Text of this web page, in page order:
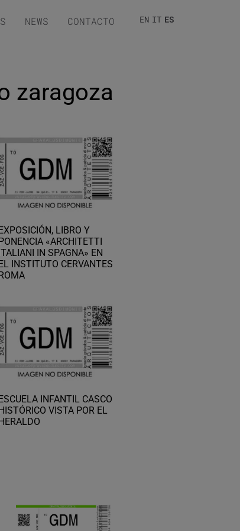
NEWS CONTACTO EN IT ES
zaragoza
EXPOSICIÓN, LIBRO Y
PONENCIA «ARCHITETTI
ITALIANI IN SPAGNA» EN
EL INSTITUTO CERVANTES
ROMA
INFANTIL CASCO
VISTA POR EL